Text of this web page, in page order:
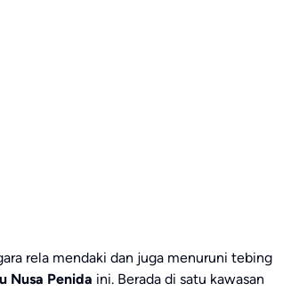
rela mendaki dan juga menuruni tebing
Nusa Penida ini. Berada di satu kawasan